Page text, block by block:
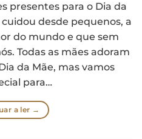
presentes para o Dia da
desde pequenos, a
do mundo e que sem
Todas as mães adoram
da Mãe, mas vamos
para…
a ler →